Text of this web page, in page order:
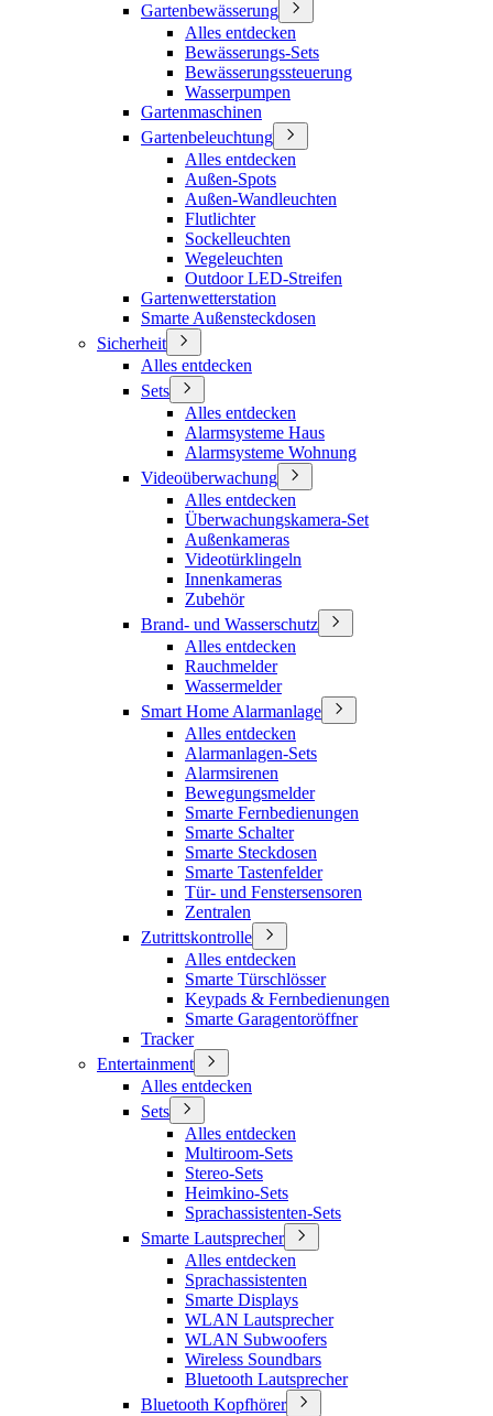
Gartenbewässerung
Alles entdecken
Bewässerungs-Sets
Bewässerungssteuerung
Wasserpumpen
Gartenmaschinen
Gartenbeleuchtung
Alles entdecken
Außen-Spots
Außen-Wandleuchten
Flutlichter
Sockelleuchten
Wegeleuchten
Outdoor LED-Streifen
Gartenwetterstation
Smarte Außensteckdosen
Sicherheit
Alles entdecken
Sets
Alles entdecken
Alarmsysteme Haus
Alarmsysteme Wohnung
Videoüberwachung
Alles entdecken
Überwachungskamera-Set
Außenkameras
Videotürklingeln
Innenkameras
Zubehör
Brand- und Wasserschutz
Alles entdecken
Rauchmelder
Wassermelder
Smart Home Alarmanlage
Alles entdecken
Alarmanlagen-Sets
Alarmsirenen
Bewegungsmelder
Smarte Fernbedienungen
Smarte Schalter
Smarte Steckdosen
Smarte Tastenfelder
Tür- und Fenstersensoren
Zentralen
Zutrittskontrolle
Alles entdecken
Smarte Türschlösser
Keypads & Fernbedienungen
Smarte Garagentoröffner
Tracker
Entertainment
Alles entdecken
Sets
Alles entdecken
Multiroom-Sets
Stereo-Sets
Heimkino-Sets
Sprachassistenten-Sets
Smarte Lautsprecher
Alles entdecken
Sprachassistenten
Smarte Displays
WLAN Lautsprecher
WLAN Subwoofers
Wireless Soundbars
Bluetooth Lautsprecher
Bluetooth Kopfhörer